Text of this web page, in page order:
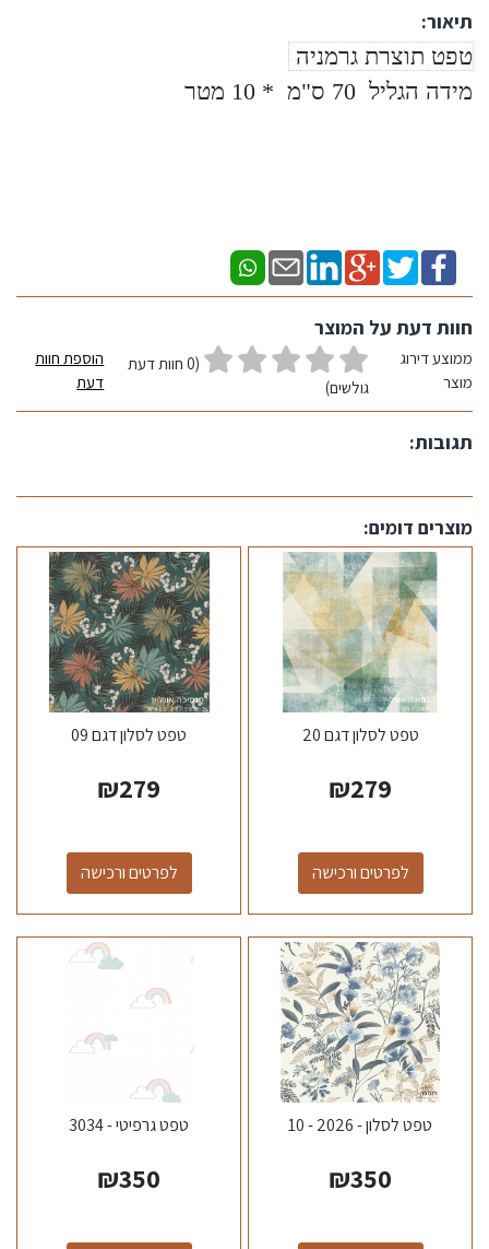
תיאור:
טפט תוצרת גרמניה
מידה הגליל 70 ס"מ * 10 מטר
חוות דעת על המוצר
ממוצע דירוג
מוצר
(0 חוות דעת
גולשים)
הוספת חוות
דעת
תגובות:
מוצרים דומים:
טפט לסלון דגם 20
₪279
לפרטים ורכישה
טפט לסלון דגם 09
₪279
לפרטים ורכישה
טפט לסלון - 2026 - 10
₪350
טפט גרפיטי - 3034
₪350